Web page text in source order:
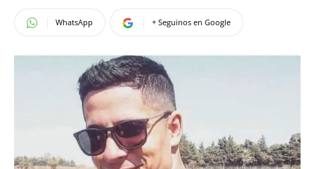
WhatsApp + Seguinos en Google